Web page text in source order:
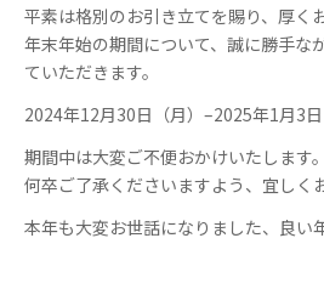
平素は格別のお引き立てを賜り、厚く
年末年始の期間について、誠に勝手な
ていただきます。
2024年12月30日（月）–2025年1月3日
期間中は大変ご不便おかけいたします。
何卒ご了承くださいますよう、宜しく
本年も大変お世話になりました、良い